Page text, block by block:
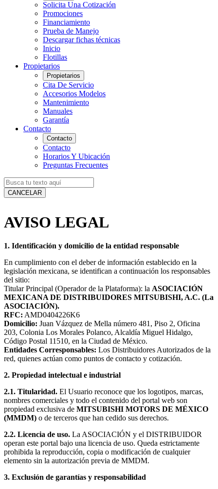
Solicita Una Cotización
Promociones
Financiamiento
Prueba de Manejo
Descargar fichas técnicas
Inicio
Flotillas
Propietarios
Propietarios
Cita De Servicio
Accesorios Modelos
Mantenimiento
Manuales
Garantía
Contacto
Contacto
Contacto
Horarios Y Ubicación
Preguntas Frecuentes
CANCELAR
AVISO LEGAL
1. Identificación y domicilio de la entidad responsable
En cumplimiento con el deber de información establecido en la
legislación mexicana, se identifican a continuación los responsables
del sitio:
Titular Principal (Operador de la Plataforma): la ASOCIACIÓN
MEXICANA DE DISTRIBUIDORES MITSUBISHI, A.C. (La
ASOCIACIÓN).
RFC: AMD0404226K6
Domicilio: Juan Vázquez de Mella número 481, Piso 2, Oficina
203, Colonia Los Morales Polanco, Alcaldía Miguel Hidalgo,
Código Postal 11510, en la Ciudad de México.
Entidades Corresponsables: Los Distribuidores Autorizados de la
red, quienes actúan como puntos de contacto y cotización.
2. Propiedad intelectual e industrial
2.1. Titularidad. El Usuario reconoce que los logotipos, marcas,
nombres comerciales y todo el contenido del portal web son
propiedad exclusiva de MITSUBISHI MOTORS DE MÉXICO
(MMDM) o de terceros que han cedido sus derechos.
2.2. Licencia de uso. La ASOCIACIÓN y el DISTRIBUIDOR
operan este portal bajo una licencia de uso. Queda estrictamente
prohibida la reproducción, copia o modificación de cualquier
elemento sin la autorización previa de MMDM.
3. Exclusión de garantías y responsabilidad